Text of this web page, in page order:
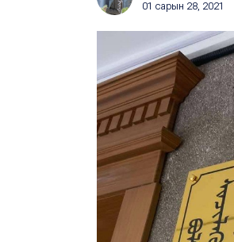
01 сарын 28, 2021